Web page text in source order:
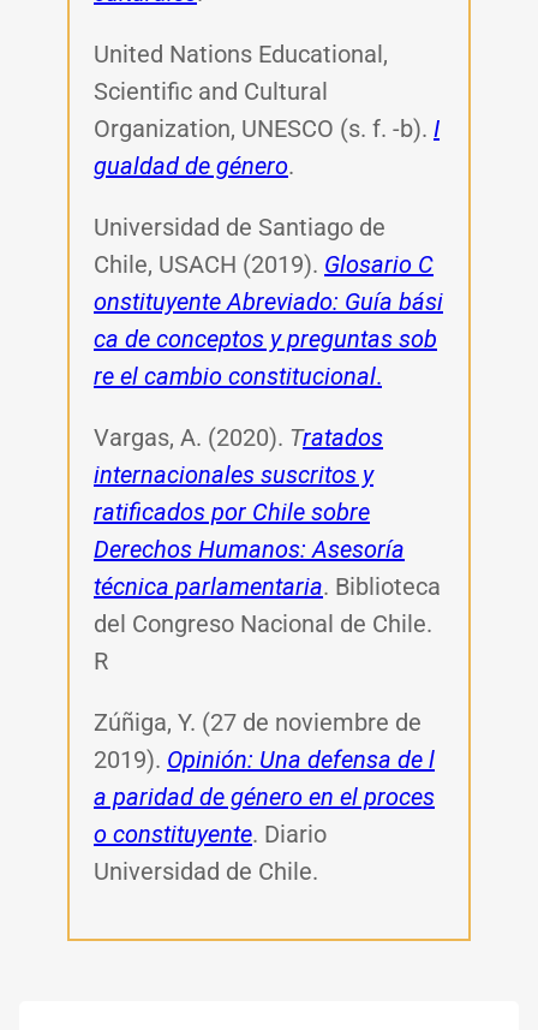
United Nations Educational,
Scientific and Cultural
Organization, UNESCO (s. f. -b). I
gualdad de género.
Universidad de Santiago de
Chile, USACH (2019). Glosario C
onstituyente Abreviado: Guía bási
ca de conceptos y preguntas sob
re el cambio constitucional.
Vargas, A. (2020). Tratados
internacionales suscritos y
ratificados por Chile sobre
Derechos Humanos: Asesoría
técnica parlamentaria. Biblioteca
del Congreso Nacional de Chile.
R
Zúñiga, Y. (27 de noviembre de
2019). Opinión: Una defensa de l
a paridad de género en el proces
o constituyente. Diario
Universidad de Chile.